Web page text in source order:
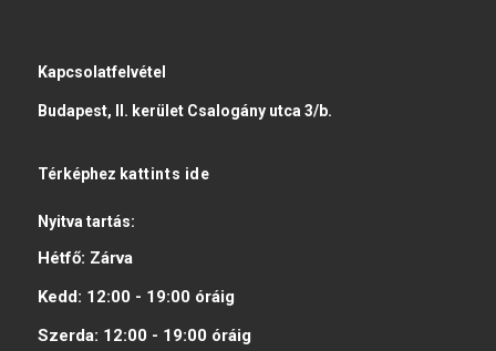
Kapcsolatfelvétel
Budapest, II. kerület Csalogány utca 3/b.
Térképhez kattints ide
Nyitva tartás:
Hétfő: Zárva
Kedd: 12:00 - 19:00 óráig
Szerda: 12:00 - 19:00 óráig